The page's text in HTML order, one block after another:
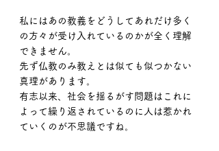
私にはあの教義をどうしてあれだけ多く
の方々が受け入れているのかが全く理解
できません。
先ず仏教のみ教えとは似ても似つかない
真理があります。
有志以来、社会を揺るがす問題はこれに
よって繰り返されているのに人は惹かれ
ていくのが不思議ですね。